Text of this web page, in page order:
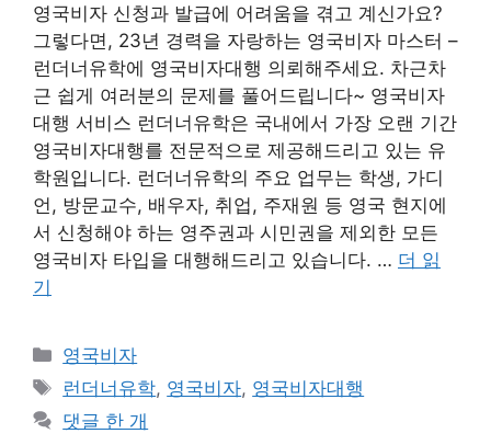
영국비자 신청과 발급에 어려움을 겪고 계신가요?
그렇다면, 23년 경력을 자랑하는 영국비자 마스터 –
런더너유학에 영국비자대행 의뢰해주세요. 차근차
근 쉽게 여러분의 문제를 풀어드립니다~ 영국비자
대행 서비스 런더너유학은 국내에서 가장 오랜 기간
영국비자대행를 전문적으로 제공해드리고 있는 유
학원입니다. 런더너유학의 주요 업무는 학생, 가디
언, 방문교수, 배우자, 취업, 주재원 등 영국 현지에
서 신청해야 하는 영주권과 시민권을 제외한 모든
영국비자 타입을 대행해드리고 있습니다. … 더 읽
기
카
테
리
영국비자
태
그
런더너유학, 영국비자, 영국비자대행
댓글 한 개